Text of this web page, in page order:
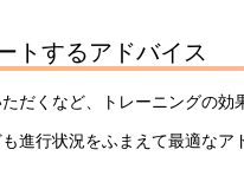
トするアドバイス
だくなど、トレーニングの効
進行状況をふまえて最適なア